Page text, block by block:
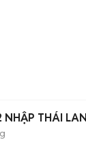
THÁI